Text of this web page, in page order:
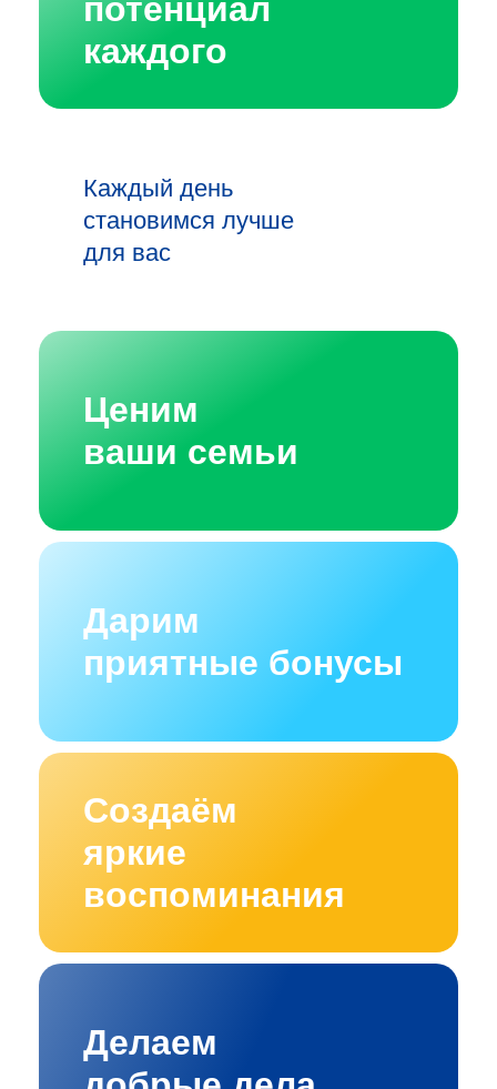
потенциал
каждого
Каждый день
становимся лучше
для вас
Дарим
приятные бонусы
Ценим
ваши семьи
Создаём
яркие
воспоминания
Делаем